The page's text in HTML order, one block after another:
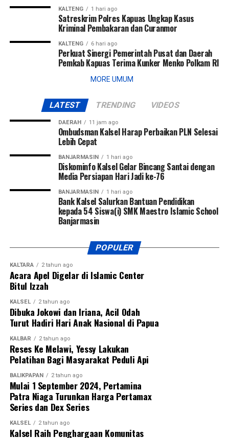
KALTENG 1 hari ago
Satreskrim Polres Kapuas Ungkap Kasus
Kriminal Pembakaran dan Curanmor
KALTENG 6 hari ago
Perkuat Sinergi Pemerintah Pusat dan Daerah
Pemkab Kapuas Terima Kunker Menko Polkam RI
MORE UMUM
LATEST TRENDING VIDEOS
DAERAH 11 jam ago
Ombudsman Kalsel Harap Perbaikan PLN Selesai
Lebih Cepat
BANJARMASIN 1 hari ago
Diskominfo Kalsel Gelar Bincang Santai dengan
Media Persiapan Hari Jadi ke-76
BANJARMASIN 1 hari ago
Bank Kalsel Salurkan Bantuan Pendidikan
kepada 54 Siswa(i) SMK Maestro Islamic School
Banjarmasin
POPULER
KALTARA 2 tahun ago
Acara Apel Digelar di Islamic Center
Bitul Izzah
KALSEL 2 tahun ago
Dibuka Jokowi dan Iriana, Acil Odah
Turut Hadiri Hari Anak Nasional di Papua
KALBAR 2 tahun ago
Reses Ke Melawi, Yessy Lakukan
Pelatihan Bagi Masyarakat Peduli Api
BALIKPAPAN 2 tahun ago
Mulai 1 September 2024, Pertamina
Patra Niaga Turunkan Harga Pertamax
Series dan Dex Series
KALSEL 2 tahun ago
Kalsel Raih Penghargaan Komunitas